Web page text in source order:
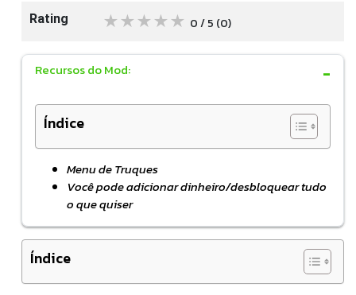
Rating ★ ★ ★ ★ ★ 0 / 5 (0)
Recursos do Mod:
Índice
Menu de Truques
Você pode adicionar dinheiro/desbloquear tudo
o que quiser
Índice